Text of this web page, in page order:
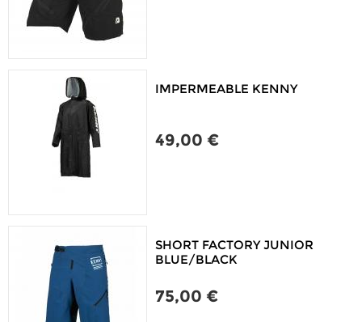
IMPERMEABLE KENNY
49,00 €
SHORT FACTORY JUNIOR
BLUE/BLACK
75,00 €